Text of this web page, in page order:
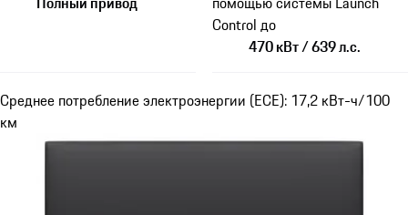
Control до
470 кВт / 639 л.с.
Среднее потребление электроэнергии (ECE): 17,2 кВт-ч/100
км